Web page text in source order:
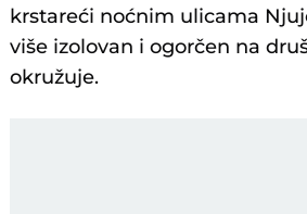
krstareći noćnim ulicama
više izolovan i ogorčen na
okružuje.